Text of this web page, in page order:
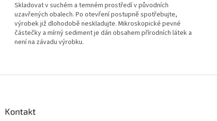
Skladovat v suchém a temném prostředí v původních
uzavřených obalech. Po otevření postupně spotřebujte,
výrobek již dlohodobě neskladujte. Mikroskopické pevné
částečky a mírný sediment je dán obsahem přírodních látek a
není na závadu výrobku.
Kontakt